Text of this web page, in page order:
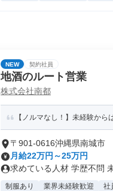
NEW 契約社員
地酒のルート営業
株式会社南都
【ノルマなし！】未経験から
〒901-0616沖縄県南城市
月給22万円～25万円
求めている人材 学歴不問
制服あり 業界未経験歓迎 社